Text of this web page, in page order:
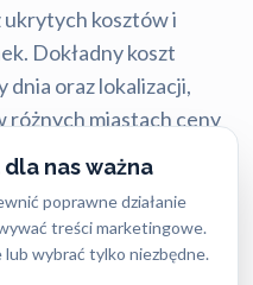
nas ważna
poprawne działanie
treści marketingowe.
wybrać tylko niezbędne.
kosztów i
Dokładny koszt
dnia oraz lokalizacji,
różnych miastach ceny
są stale konkurencyjne
firm, przy zachowaniu
reakcji.